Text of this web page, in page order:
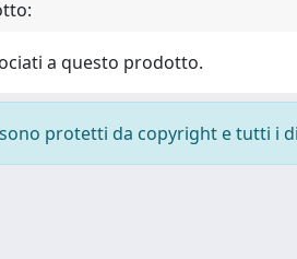
a questo prodotto.
protetti da copyright e tutti i